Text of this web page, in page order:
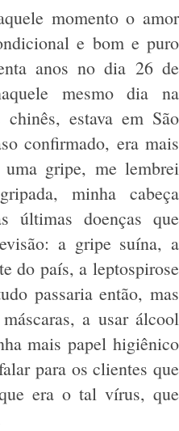
momento o amor
e bom e puro
anos no dia 26 de
mesmo dia na
estava em São
confirmado, era mais
gripe, me lembrei
minha cabeça
últimas doenças que
a gripe suína, a
do país, a leptospirose
passaria então, mas
a usar álcool
mais papel higiênico
para os clientes que
era o tal vírus, que